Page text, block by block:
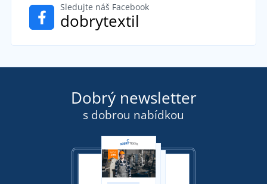
Sledujte náš Facebook
dobrytextil
Dobrý newsletter
s dobrou nabídkou